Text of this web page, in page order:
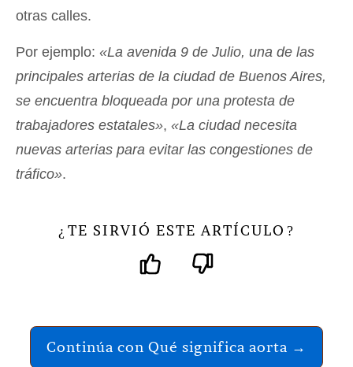
otras calles.
Por ejemplo: «La avenida 9 de Julio, una de las
principales arterias de la ciudad de Buenos Aires,
se encuentra bloqueada por una protesta de
trabajadores estatales», «La ciudad necesita
nuevas arterias para evitar las congestiones de
tráfico».
¿ TE SIRVIÓ ESTE ARTÍCULO ?
Continúa con Qué significa aorta →